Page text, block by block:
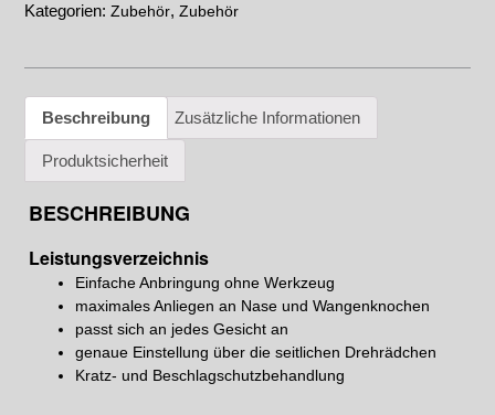
Kategorien: Zubehör, Zubehör
Beschreibung Zusätzliche Informationen
Produktsicherheit
BESCHREIBUNG
Leistungsverzeichnis
Einfache Anbringung ohne Werkzeug
maximales Anliegen an Nase und Wangenknochen
passt sich an jedes Gesicht an
genaue Einstellung über die seitlichen Drehrädchen
Kratz- und Beschlagschutzbehandlung